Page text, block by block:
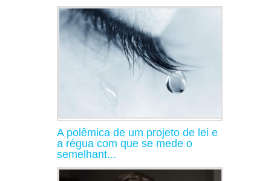
A polêmica de um projeto de lei e
a régua com que se mede o
semelhant...